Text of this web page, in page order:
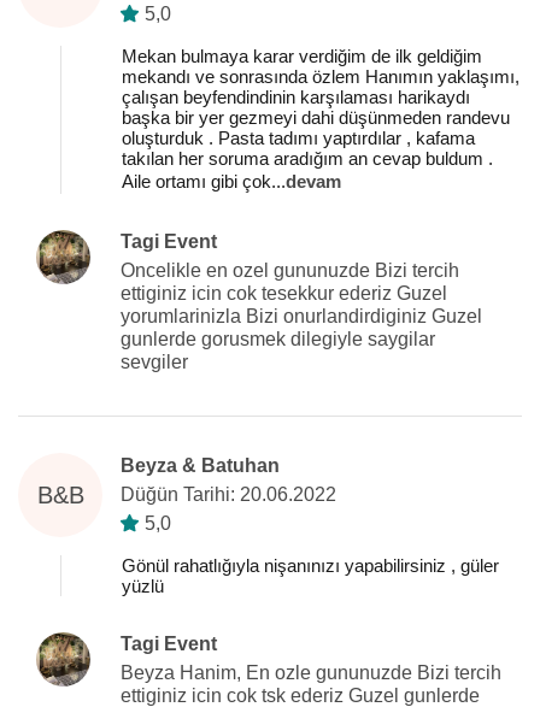
5,0
Mekan bulmaya karar verdiğim de ilk geldiğim
mekandı ve sonrasında özlem Hanımın yaklaşımı,
çalışan beyfendindinin karşılaması harikaydı
başka bir yer gezmeyi dahi düşünmeden randevu
oluşturduk . Pasta tadımı yaptırdılar , kafama
takılan her soruma aradığım an cevap buldum .
Aile ortamı gibi çok...devam
Tagi Event
Oncelikle en ozel gununuzde Bizi tercih
ettiginiz icin cok tesekkur ederiz Guzel
yorumlarinizla Bizi onurlandirdiginiz Guzel
gunlerde gorusmek dilegiyle saygilar
sevgiler
B&B
Beyza & Batuhan
Düğün Tarihi: 20.06.2022
5,0
Gönül rahatlığıyla nişanınızı yapabilirsiniz , güler
yüzlü
Tagi Event
Beyza Hanim, En ozle gununuzde Bizi tercih
ettiginiz icin cok tsk ederiz Guzel gunlerde